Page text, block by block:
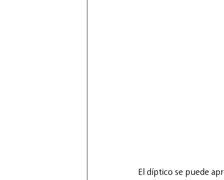
El díptico se puede